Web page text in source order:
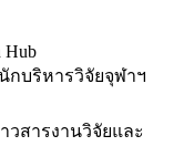
Hub
กบริหารวิจัยจุฬาฯ
วสารงานวิจัยและ